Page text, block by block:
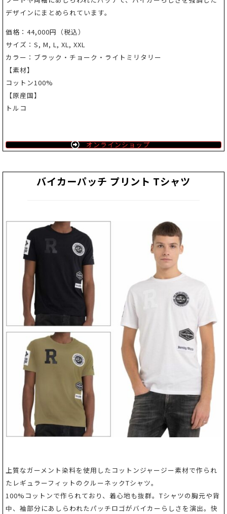
デザインにまとめられています。
価格：44,000円（税込）
サイズ：S, M, L, XL, XXL
カラー：ブラック・チョーク・ライトミリタリー
【素材】
コットン100%
【原産国】
トルコ
オンラインショップ
バイカーパッチ プリント Tシャツ
上質なガーメント染料を使用したコットンジャージー素材で作られ
たレギュラーフィットのクルーネックTシャツ。
100%コットンで作られており、着心地も抜群。Tシャツの胸元や背
中、袖部分にあしらわれたパッチロゴがバイカーらしさを演出。快